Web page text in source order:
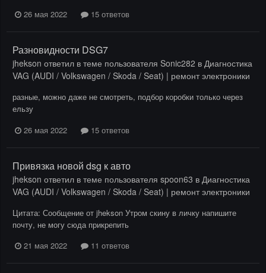
26 мая 2022
15 ответов
Разновидности DSG7
jhekson ответил в теме пользователя Sonic282 в Диагностика
VAG (AUDI / Volkswagen / Skoda / Seat) | ремонт электроники
разные, можно даже не смотреть, подбор коробки только через
ельзу
26 мая 2022
15 ответов
Привязка новой dsg к авто
jhekson ответил в теме пользователя spoon63 в Диагностика
VAG (AUDI / Volkswagen / Skoda / Seat) | ремонт электроники
Цитата: Сообщение от jhekson Утром скину в личку напишите
почту, не могу сюда прикрепить
21 мая 2022
11 ответов